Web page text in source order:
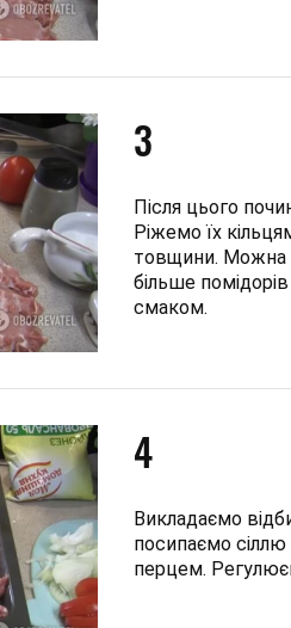
3
Після цього
Ріжемо їх
товщини. Можна
більше
смаком.
4
Викладаємо
посипаємо
перцем.